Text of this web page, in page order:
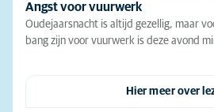
Angst voor vuurwerk
Oudejaarsnacht is altijd gezellig, maar
bang zijn voor vuurwerk is deze avond
Hier meer over